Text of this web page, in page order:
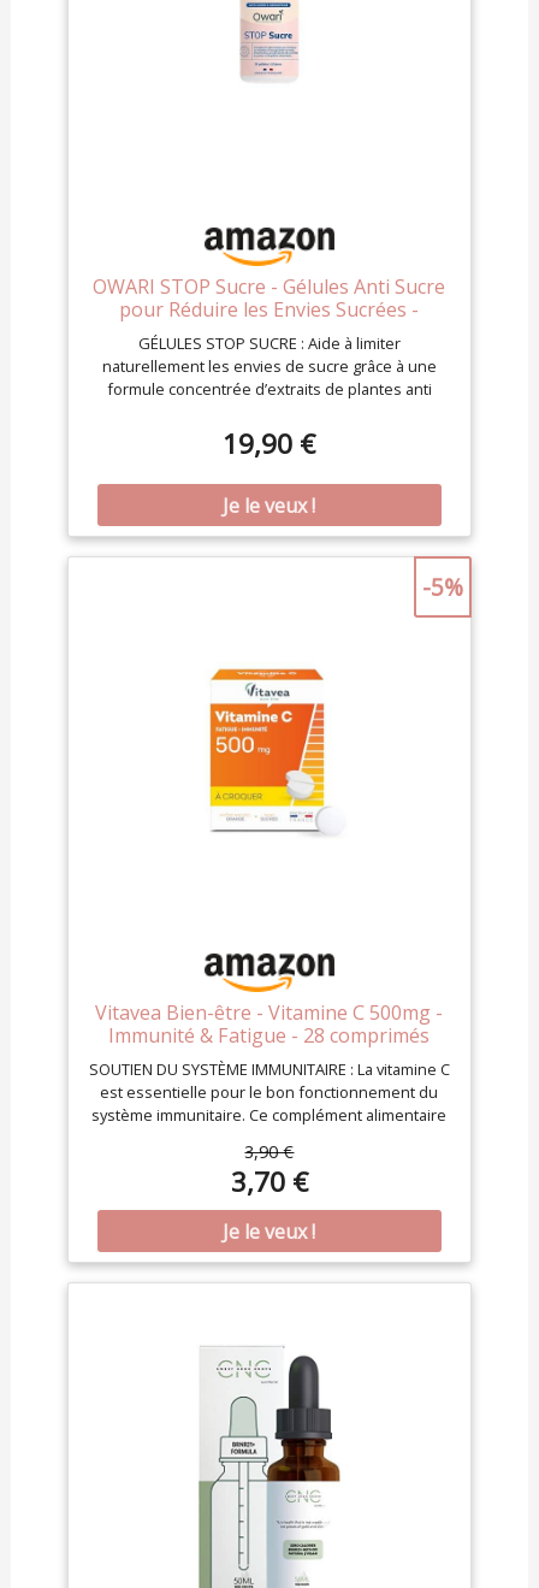
OWARI STOP Sucre - Gélules Anti Sucre
pour Réduire les Envies Sucrées -
Gymnema Sylvestre, Banaba, Berberis,
Mûrier Blanc, Cannelle - 100% Naturel -
Fabrication Française
GÉLULES STOP SUCRE : Aide à limiter
naturellement les envies de sucre grâce à une
formule concentrée d’extraits de plantes anti
Contient gymnema sylvestre et banaba,
reconnues pour réduire la perception du goût
sucré et soutenir l’équilibre glycémique. MÉLANGE
DE PLANTES & MINÉRAUX : Berberis vulgaris,
mûrier blanc, cannelle, fer, zinc et chrome pour
soutenir le métabolisme et la digestion. SOUTIEN
aidant à réguler les envies sucrées et favoriser la
gestion du poids. FORMULE 100 % NATURELLE :
fabriquées en France pour un bien-être pratique
et authentique.
19,90 €
Vitavea Bien-être - Vitamine C 500mg -
Immunité & Fatigue - 28 comprimés
SOUTIEN DU SYSTÈME IMMUNITAIRE : La vitamine C
est essentielle pour le bon fonctionnement du
système immunitaire. Ce complément alimentaire
bon fonctionnement des défenses immunitaires
de l’organisme, contribuant à une meilleure
résistance. RÉDUCTION DE LA FATIGUE : Ce
complément alimentaire riche en vitamine C aide à
réduire la fatigue et apporte un véritable coup de
pouce pour retrouver tonus et énergie. Idéal pour
fonctionnement normal du système immunitaire.
FORMULE HAUTEMENT DOSEE 500MG DE VITAMINE
C POUR PLUS D’ÉNERGIE : La formule de ce
complément alimentaire est enrichie de 500 mg de
vitamine C, une dose optimale pour maintenir
votre niveau d’énergie. Un complément
alimentaire facile à consommer pour un effet
revitalisant et retrouver l'énergie au quotidien.
UTILISATION : Ce complément alimentaire se
présente sous forme de comprimés à croquer
sans sucre, avec une agréable saveur d’orange.
3,90 €
3,70 €
-5%